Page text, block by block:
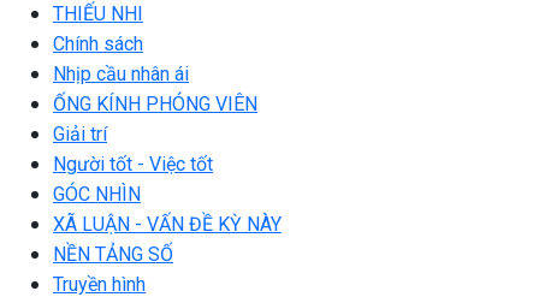
THIẾU NHI
Chính sách
Nhịp cầu nhân ái
ỐNG KÍNH PHÓNG VIÊN
Giải trí
Người tốt - Việc tốt
GÓC NHÌN
XÃ LUẬN - VẤN ĐỀ KỲ NÀY
NỀN TẢNG SỐ
Truyền hình